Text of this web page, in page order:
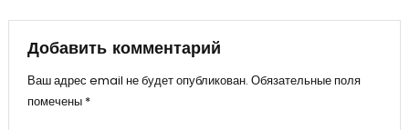
записям
Добавить комментарий
Ваш адрес email не будет опубликован. Обязательные поля
помечены *